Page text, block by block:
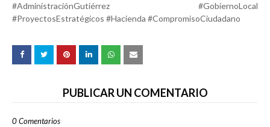
#AdministraciónGutiérrez #GobiernoLocal
#ProyectosEstratégicos #Hacienda #CompromisoCiudadano
PUBLICAR UN COMENTARIO
0 Comentarios